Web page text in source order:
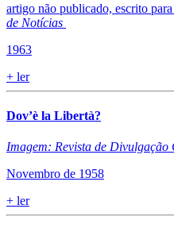
artigo não publicado, escrito
de Notícias
1963
+ ler
Dov’è la Libertà?
Imagem: Revista de Divulgação
Novembro de 1958
+ ler